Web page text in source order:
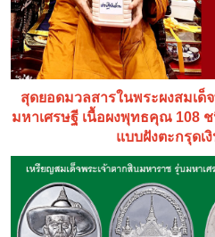
สุดยอดมวลสารในพระผงสมเด็
มหาเศรษฐี เนื้อผงพุทธคุณ 108
แบบฝังตะกรุดเ